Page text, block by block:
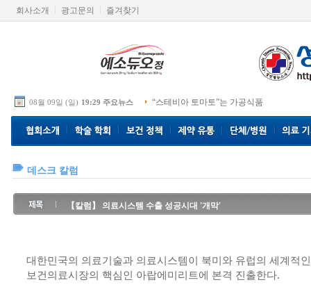
회사소개 광고문의 즐겨찾기
08월 09일 (일) 19:29 주요뉴스 “스테비아 토마토”는 가공식품
데스크 칼럼
【칼럼】 의료시스템 수출 성공시대 '개막'
대한민국의 의료기술과 의료시스템이 북미와 유럽의 세계적
보건의료시장의 핵심인 아랍에미리트에 본격 진출한다.